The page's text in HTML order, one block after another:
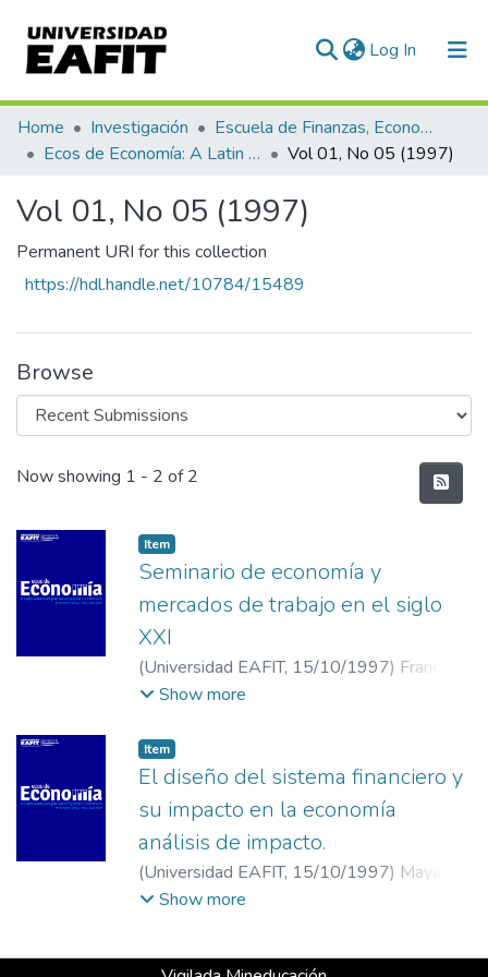
Log In (current)
Communities & Collections
All of DSpace
Statistics
Home Investigación
Escuela de Finanzas, Economía y Gobierno
Ecos de Economía: A Latin American Journal of Applied Economics
Vol 01, No 05 (1997)
Vol 01, No 05 (1997)
Permanent URI for this collection
https://hdl.handle.net/10784/15489
Browse
Recent Submissions
Now showing 1 - 2 of 2
Item
Seminario de economía y
mercados de trabajo en el siglo
XXI
(Universidad EAFIT, 15/10/1997) Franco
González, Humberto
Show more
Item
El diseño del sistema financiero y
su impacto en la economía
análisis de impacto.
(Universidad EAFIT, 15/10/1997) Maya,
Maria Cecilia
Show more